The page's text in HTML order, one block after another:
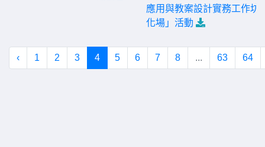
應用與教案設計實務工作坊-
化場」活動
‹ 1 2 3 4 5 6 7 8 ... 63 64